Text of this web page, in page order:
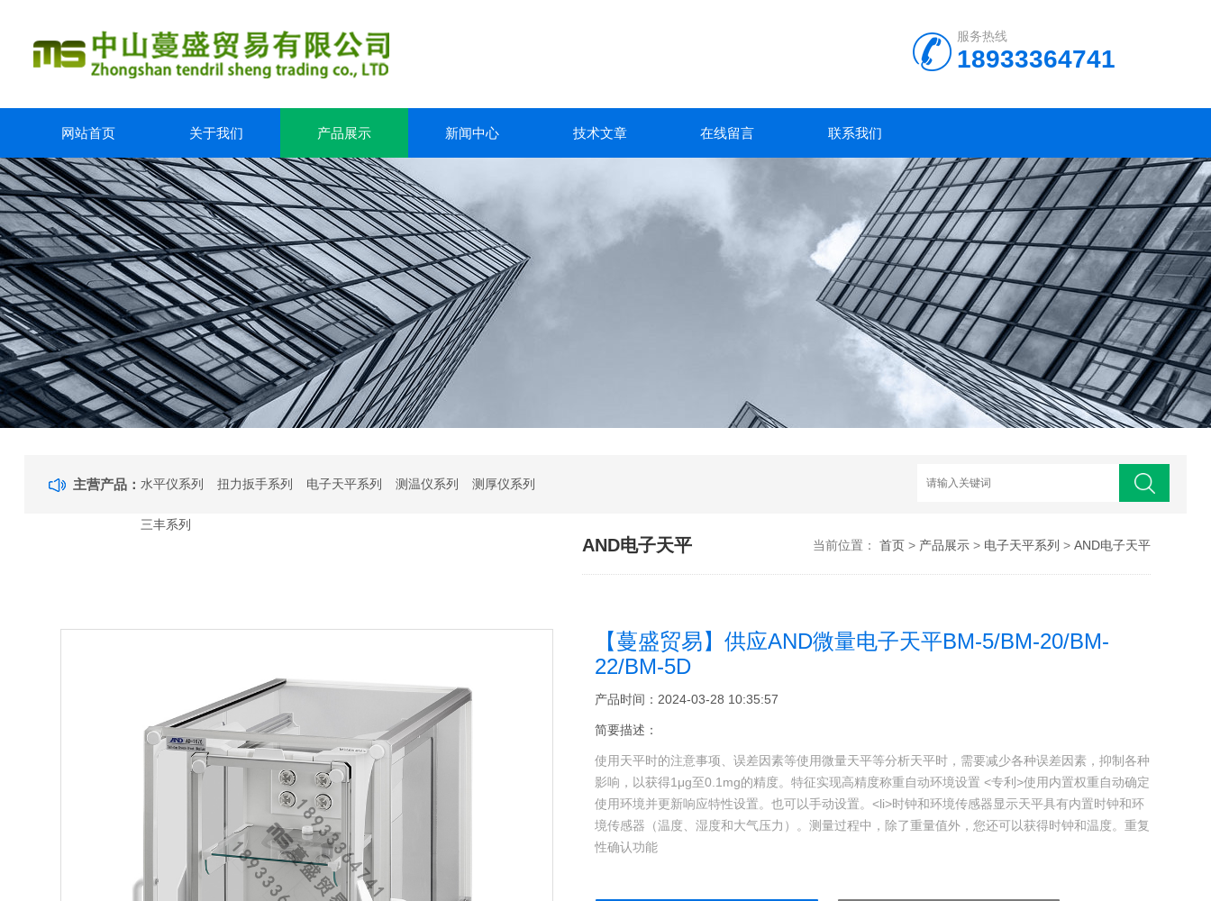
服务热线
18933364741
网站首页 关于我们 产品展示 新闻中心 技术文章 在线留言 联系我们
主营产品：水平仪系列 扭力扳手系列 电子天平系列 测温仪系列 测厚仪系列
三丰系列
AND电子天平 当前位置： 首页> 产品展示> 电子天平系列 > AND电子天平
【蔓盛贸易】供应AND微量电子天平BM-5/BM-20/BM-
22/BM-5D
产品时间：2024-03-28 10:35:57
简要描述：
使用天平时的注意事项、误差因素等使用微量天平等分析天平时，需要减少各种误差因素，抑制各种
影响，以获得1μg至0.1mg的精度。特征实现高精度称重自动环境设置 <专利>使用内置权重自动确定
使用环境并更新响应特性设置。也可以手动设置。<li>时钟和环境传感器显示天平具有内置时钟和环
境传感器（温度、湿度和大气压力）。测量过程中，除了重量值外，您还可以获得时钟和温度。重复
性确认功能